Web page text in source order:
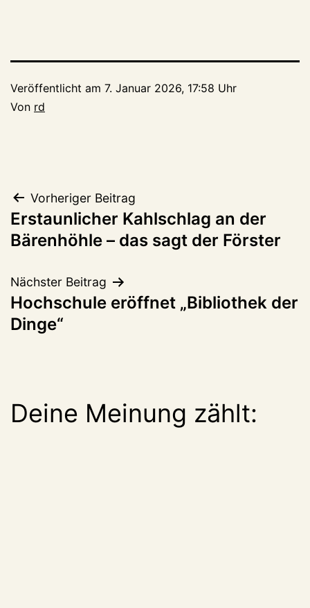
Veröffentlicht am 7. Januar 2026, 17:58 Uhr
Von rd
Beitragsnavigation
Vorheriger Beitrag
Erstaunlicher Kahlschlag an der
Bärenhöhle – das sagt der Förster
Nächster Beitrag
Hochschule eröffnet „Bibliothek der
Dinge“
Deine Meinung zählt: